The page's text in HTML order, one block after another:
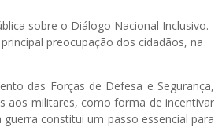
sobre o Diálogo Nacional Inclusivo.
preocupação dos cidadãos, na
das Forças de Defesa e Segurança,
aos militares, como forma de incentivar
constitui um passo essencial para